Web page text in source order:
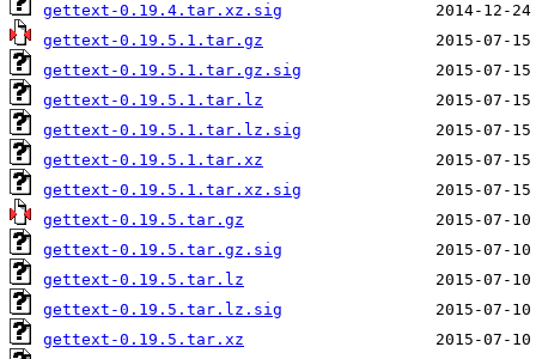
gettext-0.19.4.tar.xz.sig
gettext-0.19.5.1.tar.gz
gettext-0.19.5.1.tar.gz.sig
gettext-0.19.5.1.tar.lz
gettext-0.19.5.1.tar.lz.sig
gettext-0.19.5.1.tar.xz
gettext-0.19.5.1.tar.xz.sig
gettext-0.19.5.tar.gz
gettext-0.19.5.tar.gz.sig
gettext-0.19.5.tar.lz
gettext-0.19.5.tar.lz.sig
gettext-0.19.5.tar.xz